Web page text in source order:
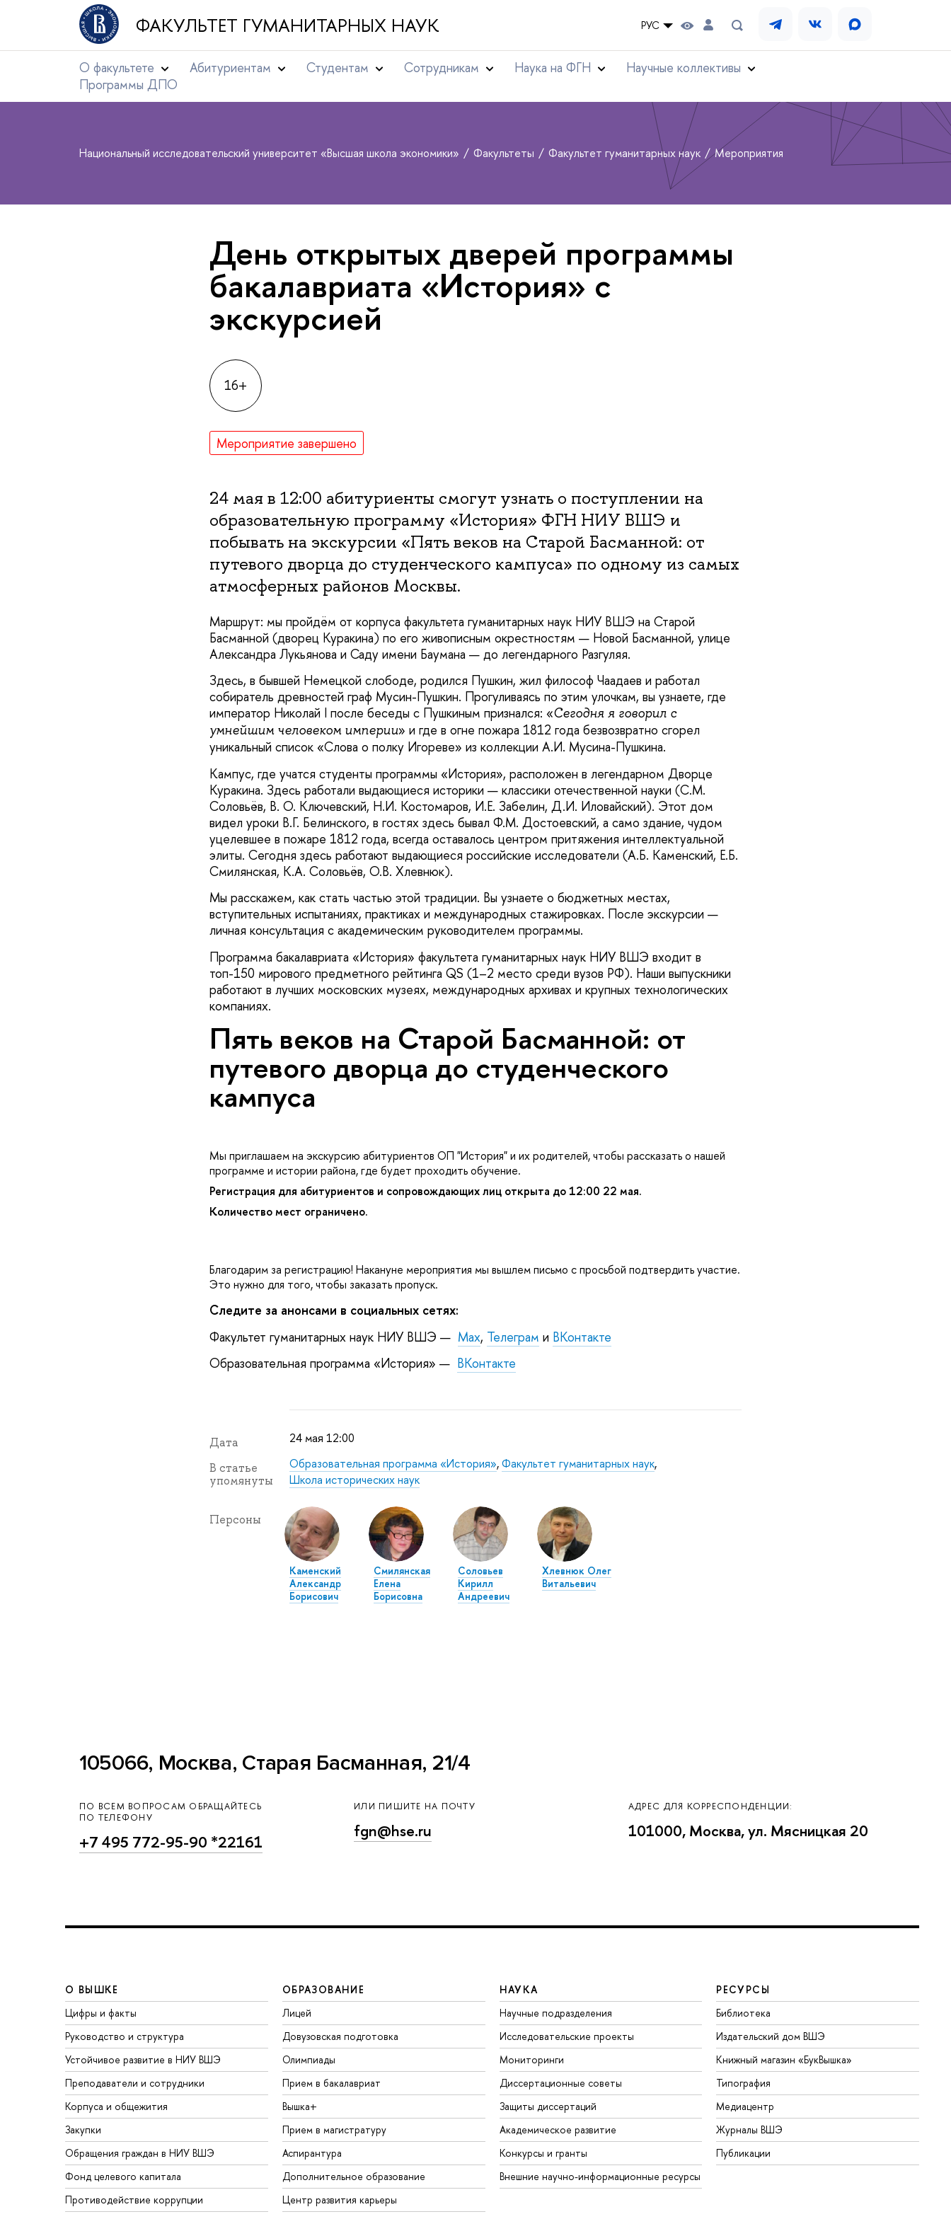
ФАКУЛЬТЕТ ГУМАНИТАРНЫХ НАУК РУС
О факультете Абитуриентам Студентам Сотрудникам Наука на ФГН
Научные коллективы
Программы ДПО
Национальный исследовательский университет «Высшая школа экономики» Факультеты Факультет гуманитарных наук Мероприятия
День открытых дверей программы
акалавриата «История» с
экскурсией
16+
Мероприятие завершено
24 мая в 12:00 абитуриенты смогут узнать о поступлении на
образовательную программу «История» ФГН НИУ ВШЭ и
побывать на экскурсии «Пять веков на Старой Басманной: от
путевого дворца до студенческого кампуса» по одному из самых
атмосферных районов Москвы.
Маршрут: мы пройдём от корпуса факультета гуманитарных наук НИУ ВШЭ на Старой
Басманной (дворец Куракина) по его живописным окрестностям — Новой Басманной, улице
Александра Лукьянова и Саду имени Баумана — до легендарного Разгуляя.
Здесь, в бывшей Немецкой слободе, родился Пушкин, жил философ Чаадаев и работал
собиратель древностей граф Мусин-Пушкин. Прогуливаясь по этим улочкам, вы узнаете, где
император Николай I после беседы с Пушкиным признался: «Сегодня я говорил с
умнейшим человеком империи» и где в огне пожара 1812 года безвозвратно сгорел
уникальный список «Слова о полку Игореве» из коллекции А.И. Мусина-Пушкина.
Кампус, где учатся студенты программы «История», расположен в легендарном Дворце
Куракина. Здесь работали выдающиеся историки — классики отечественной науки (С.М.
Соловьёв, В. О. Ключевский, Н.И. Костомаров, И.Е. Забелин, Д.И. Иловайский). Этот дом
идел уроки В.Г. Белинского, в гостях здесь бывал Ф.М. Достоевский, а само здание, чудом
уцелевшее в пожаре 1812 года, всегда оставалось центром притяжения интеллектуальной
элиты. Сегодня здесь работают выдающиеся российские исследователи (А.Б. Каменский, Е.Б.
Смилянская, К.А. Соловьёв, О.В. Хлевнюк).
Мы расскажем, как стать частью этой традиции. Вы узнаете о бюджетных местах,
ступительных испытаниях, практиках и международных стажировках. После экскурсии —
личная консультация с академическим руководителем программы.
Программа бакалавриата «История» факультета гуманитарных наук НИУ ВШЭ входит
топ-150 мирового предметного рейтинга QS (1–2 место среди вузов РФ). Наши выпускники
работают в лучших московских музеях, международных архивах и крупных технологических
компаниях.
Пять веков на Старой Басманной: от
путевого дворца до студенческого
кампуса
Мы приглашаем на экскурсию абитуриентов ОП "История" и их родителей, чтобы рассказать о нашей
программе и истории района, где будет проходить обучение.
Регистрация для абитуриентов и сопровождающих лиц открыта до 12:00 22 мая.
Количество мест ограничено.
Благодарим за регистрацию! Накануне мероприятия мы вышлем письмо с просьбой подтвердить участие.
Это нужно для того, чтобы заказать пропуск.
Следите за анонсами в социальных сетях:
Факультет гуманитарных наук НИУ ВШЭ — Мах, Телеграм и Контакте
Образовательная программа «История» — Контакте
Дата 24 мая 12:00
статье
упомянуты
Образовательная программа «История»,Факультет гуманитарных наук,
Школа исторических наук
Персоны
Каменский
Александр
Борисович
Смилянская
Елена
Борисовна
Соловье
Кирилл
Андреевич
Хлевнюк Оле
итальевич
105066, Москва, Старая Басманная, 21/4
ПО ВСЕМ ВОПРОСАМ ОБРАЩАЙТЕСЬ
ПО ТЕЛЕФОНУ
+7 495 772-95-90 *22161
ИЛИ ПИШИТЕ НА ПОЧТУ
fgn@hse.ru
АДРЕС ДЛЯ КОРРЕСПОНДЕНЦИИ:
101000, Москва, ул. Мясницкая 20
О ВЫШКЕ
Цифры и факты
Руководство и структура
Устойчивое развитие в НИУ ВШЭ
Преподаватели и сотрудники
Корпуса и общежития
Закупки
Обращения граждан в НИУ ВШЭ
Фонд целевого капитала
Противодействие коррупции
ОБРАЗОВАНИЕ
Лицей
Довузовская подготовка
Олимпиады
Прием в бакалавриат
ышка+
Прием в магистратуру
Аспирантура
Дополнительное образование
Центр развития карьеры
НАУКА
Научные подразделения
Исследовательские проекты
Мониторинги
Диссертационные советы
Защиты диссертаций
Академическое развитие
Конкурсы и гранты
нешние научно-информационные ресурсы
РЕСУРСЫ
Библиотека
Издательский дом ВШЭ
Книжный магазин «БукВышка»
Типография
Медиацентр
Журналы ВШЭ
Публикации